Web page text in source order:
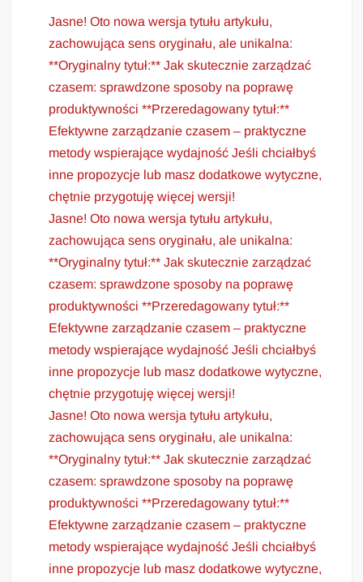
Jasne! Oto nowa wersja tytułu artykułu,
zachowująca sens oryginału, ale unikalna:
**Oryginalny tytuł:** Jak skutecznie zarządzać
czasem: sprawdzone sposoby na poprawę
produktywności **Przeredagowany tytuł:**
Efektywne zarządzanie czasem – praktyczne
metody wspierające wydajność Jeśli chciałbyś
inne propozycje lub masz dodatkowe wytyczne,
chętnie przygotuję więcej wersji!
Jasne! Oto nowa wersja tytułu artykułu,
zachowująca sens oryginału, ale unikalna:
**Oryginalny tytuł:** Jak skutecznie zarządzać
czasem: sprawdzone sposoby na poprawę
produktywności **Przeredagowany tytuł:**
Efektywne zarządzanie czasem – praktyczne
metody wspierające wydajność Jeśli chciałbyś
inne propozycje lub masz dodatkowe wytyczne,
chętnie przygotuję więcej wersji!
Jasne! Oto nowa wersja tytułu artykułu,
zachowująca sens oryginału, ale unikalna:
**Oryginalny tytuł:** Jak skutecznie zarządzać
czasem: sprawdzone sposoby na poprawę
produktywności **Przeredagowany tytuł:**
Efektywne zarządzanie czasem – praktyczne
metody wspierające wydajność Jeśli chciałbyś
inne propozycje lub masz dodatkowe wytyczne,